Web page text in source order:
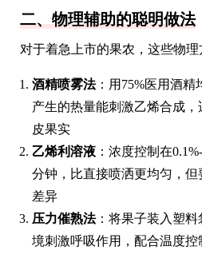
二、物理辅助的聪明做法
对于着急上市的果农，这些物理
酒精喷雾法：用75%医用酒精
产生的热量能刺激乙烯合成
皮果实
乙烯利溶液 ：浓度控制在
分钟，比直接喷洒更均匀，
差异
压力催熟法：将果子装入塑
境刺激呼吸作用，配合温度控